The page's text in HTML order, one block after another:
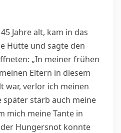
Jahre alt, kam in das
Hütte und sagte den
„In meiner frühen
Eltern in diesem
war, verlor ich meinen
später starb auch meine
mich meine Tante in
Hungersnot konnte